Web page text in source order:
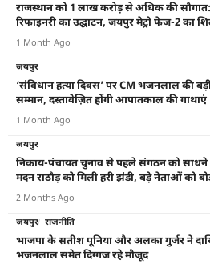
राजस्थान को 1 लाख करोड़ से अधिक की सौगात:
रिफाइनरी का उद्घाटन, जयपुर मेट्रो फेज-2 का
1 Month Ago
जयपुर
‘संविधान हत्या दिवस’ पर CM भजनलाल की
सम्मान, दस्तावेज़ित होंगी आपातकाल की गाथाएं
1 Month Ago
जयपुर
निकाय-पंचायत चुनाव से पहले संगठन को
मदन राठौड़ को मिली हरी झंडी, बड़े नेताओं को
2 Months Ago
जयपुर राजनीति
भाजपा के सतीश पूनिया और अलका गुर्जर ने
भजनलाल समेत दिग्गज रहे मौजूद